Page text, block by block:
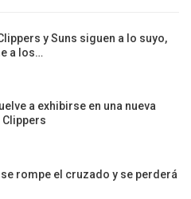
y Suns siguen a lo suyo,
a los…
a exhibirse en una nueva
rompe el cruzado y se perderá